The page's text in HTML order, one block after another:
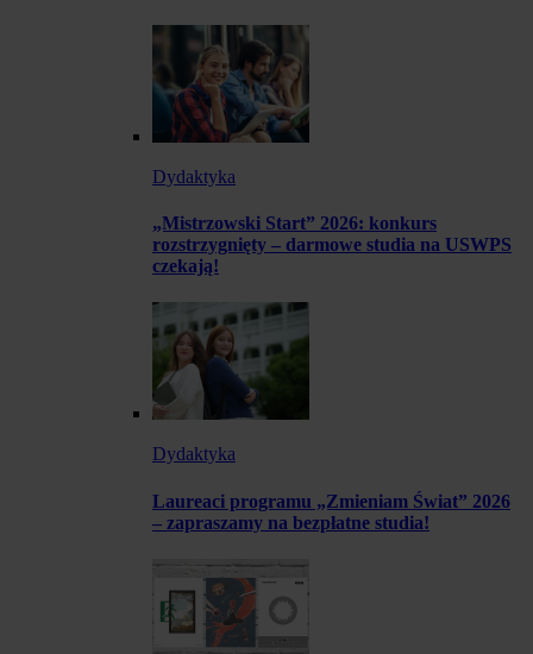
Dydaktyka
„Mistrzowski Start” 2026: konkurs
rozstrzygnięty – darmowe studia na USWPS
czekają!
Dydaktyka
Laureaci programu „Zmieniam Świat” 2026
– zapraszamy na bezpłatne studia!